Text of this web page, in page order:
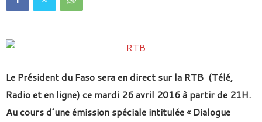
Le Président du Faso sera en direct sur la RTB (Télé,
Radio et en ligne) ce mardi 26 avril 2016 à partir de 21H.
Au cours d’une émission spéciale intitulée « Dialogue